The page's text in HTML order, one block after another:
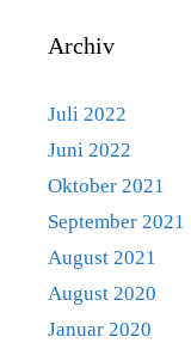
Archiv
Juli 2022
Juni 2022
Oktober 2021
September 2021
August 2021
August 2020
Januar 2020